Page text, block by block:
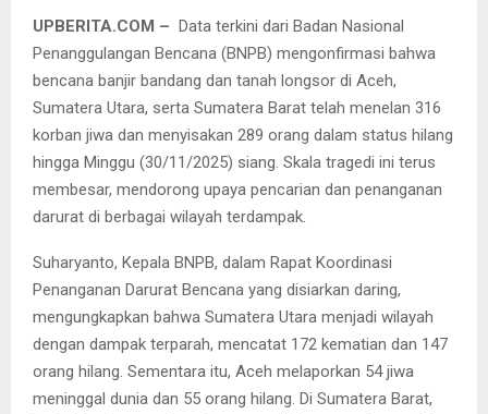
UPBERITA.COM – Data terkini dari Badan Nasional
Penanggulangan Bencana (BNPB) mengonfirmasi bahwa
bencana banjir bandang dan tanah longsor di Aceh,
Sumatera Utara, serta Sumatera Barat telah menelan 316
korban jiwa dan menyisakan 289 orang dalam status hilang
hingga Minggu (30/11/2025) siang. Skala tragedi ini terus
membesar, mendorong upaya pencarian dan penanganan
darurat di berbagai wilayah terdampak.
Suharyanto, Kepala BNPB, dalam Rapat Koordinasi
Penanganan Darurat Bencana yang disiarkan daring,
mengungkapkan bahwa Sumatera Utara menjadi wilayah
dengan dampak terparah, mencatat 172 kematian dan 147
orang hilang. Sementara itu, Aceh melaporkan 54 jiwa
meninggal dunia dan 55 orang hilang. Di Sumatera Barat,